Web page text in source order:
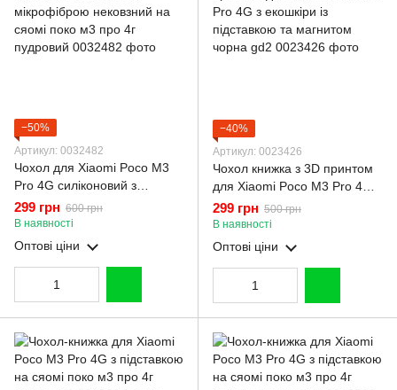
−50%
Артикул: 0032482
Чохол для Xiaomi Poco M3
Pro 4G силіконовий з
мікрофіброю нековзний на
сяомі поко м3 про 4г
пудровий
299 грн 600 грн
В наявності
Оптові ціни
−40%
Артикул: 0023426
Чохол книжка з 3D принтом
для Xiaomi Poco M3 Pro 4G з
екошкіри із підставкою та
магнитом чорна gd2
299 грн 500 грн
В наявності
Оптові ціни